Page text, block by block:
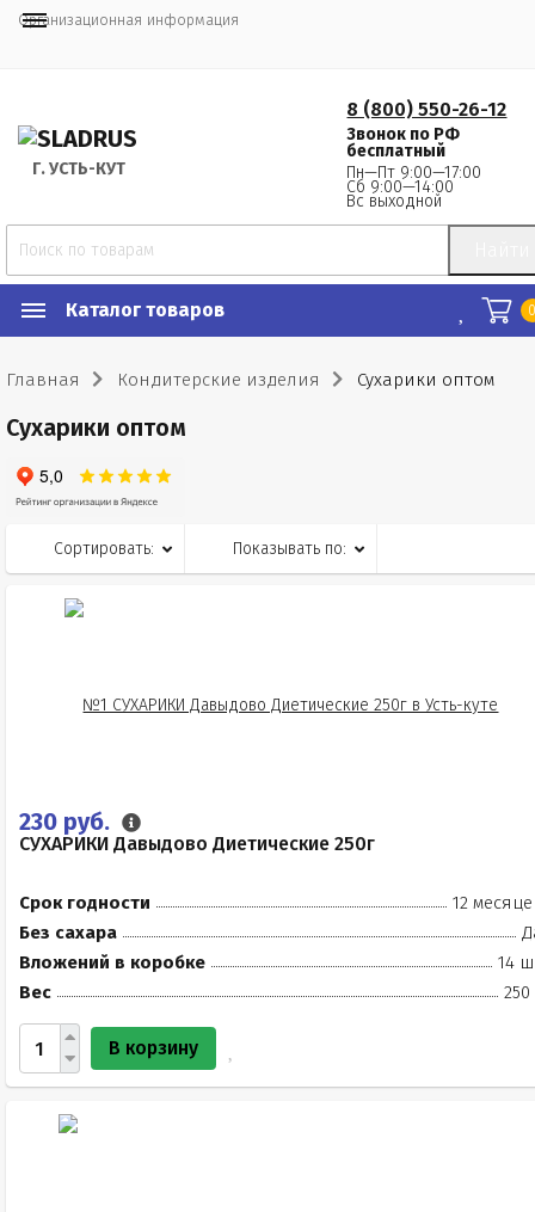
Организационная информация
Г. УСТЬ-КУТ
8 (800) 550-26-12
Звонок по РФ
бесплатный
Пн—Пт 9:00—17:00
Сб 9:00—14:00
Вс выходной
Каталог товаров
Главная Кондитерские изделия Сухарики оптом
Сухарики оптом
Сортировать: Показывать по:
230 руб.
СУХАРИКИ Давыдово Диетические 250г
Срок годности
12
Без сахара
Вложений в коробке
14
Вес
250
В корзину